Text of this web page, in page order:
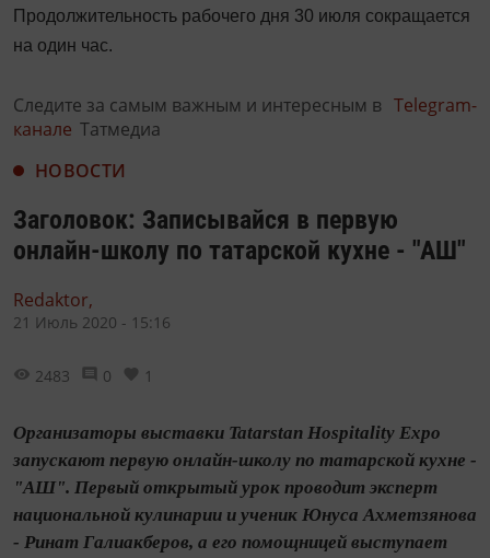
Продолжительность рабочего дня 30 июля сокращается
на один час.
Следите за самым важным и интересным в Telegram-
канале Татмедиа
НОВОСТИ
Заголовок: Записывайся в первую
онлайн-школу по татарской кухне - "АШ"
Redaktor,
21 Июль 2020 - 15:16
2483 0 1
Организаторы выставки Tatarstan Hospitality Expo
запускают первую онлайн-школу по татарской кухне -
"АШ". Первый открытый урок проводит эксперт
национальной кулинарии и ученик Юнуса Ахметзянова
- Ринат Галиакберов, а его помощницей выступает